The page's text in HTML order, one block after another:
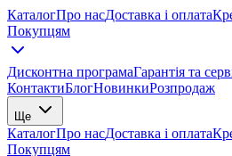
КаталогПро насДоставка і оплата
Покупцям
Дисконтна програмаГарантія та
КонтактиБлогНовинкиРозпродаж
Ще
КаталогПро насДоставка і оплата
Покупцям